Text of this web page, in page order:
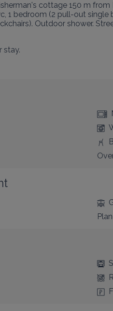
cottage 150 m
1 bedroom (2 pull-out
Outdoor shower.
stay.